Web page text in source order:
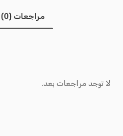
مراجعات (0)
لا توجد مراجعات بعد.